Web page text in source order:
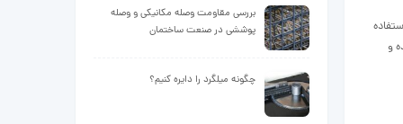
و
بررسی مقاومت وصله مکانیکی و وصله
پوششی در صنعت ساختمان
چگونه میلگرد را دایره کنیم؟